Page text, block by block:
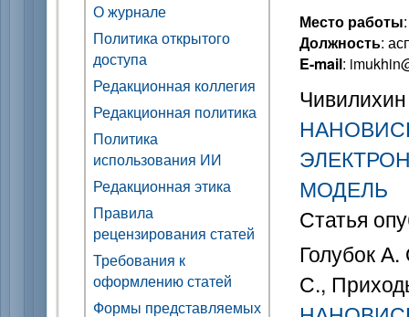
О журнале
Политика открытого
доступа
Редакционная коллегия
Редакционная политика
Политика
использования ИИ
Редакционная этика
Правила
рецензирования статей
Требования к
оформлению статей
Формы представляемых
Место работы
Должность:
E-mail:
МОДЕЛЬ
Статья
Голубок
С.,